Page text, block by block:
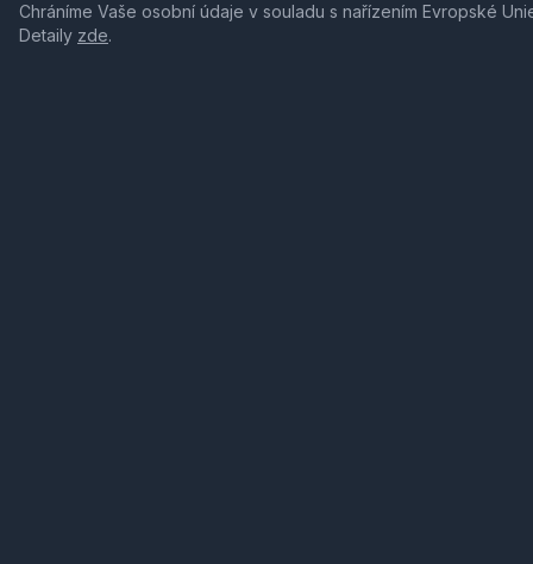
Chráníme Vaše osobní údaje v souladu s nařízením Evropské
Detaily zde.